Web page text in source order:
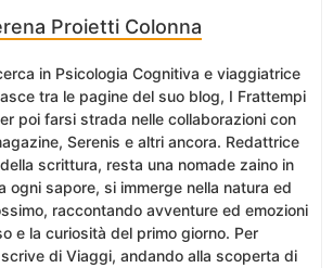
Proietti Colonna
in Psicologia Cognitiva e viaggiatrice
tra le pagine del suo blog, I Frattempi
poi farsi strada nelle collaborazioni con
Serenis e altri ancora. Redattrice
scrittura, resta una nomade zaino in
ogni sapore, si immerge nella natura ed
raccontando avventure ed emozioni
e la curiosità del primo giorno. Per
di Viaggi, andando alla scoperta di